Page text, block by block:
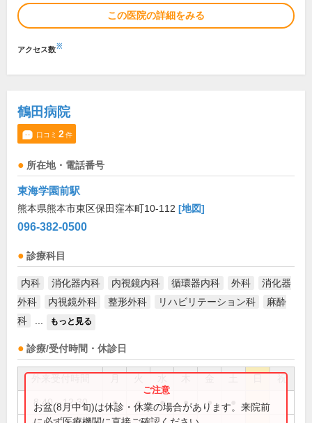
この医院の詳細をみる
アクセス数※
鶴田病院
口コミ 2件
所在地・電話番号
東海学園前駅
熊本県熊本市東区保田窪本町10-112 [地図]
096-382-0500
診療科目
内科 消化器内科 内視鏡内科 循環器内科 外科
消化器
外科
内視鏡外科 整形外科 リハビリテーション科
麻酔
科
もっと見る
診療/受付時間・休診日
祝
8:40～12:30 ● ● ● ● ●
お盆(8月中旬)は休診・休業の場合があります。来院前